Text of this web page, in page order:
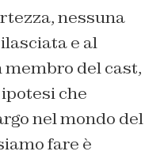
nessuna
e al
membro del cast,
che
nel mondo del
fare è